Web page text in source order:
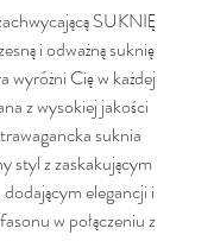
SUKNIĘ
i odważną suknię
wyróżni Cię w każdej
z wysokiej jakości
suknia
styl z zaskakującym
elegancji i
w połączeniu z